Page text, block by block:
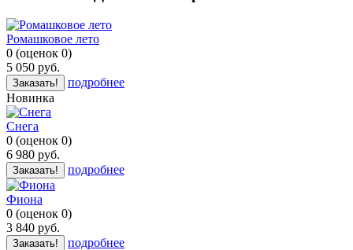
Ромашковое лето
0 (оценок 0)
5 050 руб.
Заказать!
подробнее
Новинка
Снега
0 (оценок 0)
6 980 руб.
Заказать! подробнее
Фиона
0 (оценок 0)
3 840 руб.
Заказать! подробнее